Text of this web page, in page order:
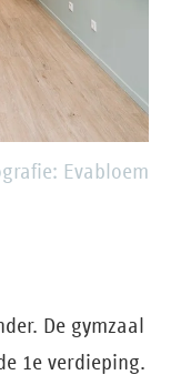
Evabloem
De gymzaal
1e verdieping.